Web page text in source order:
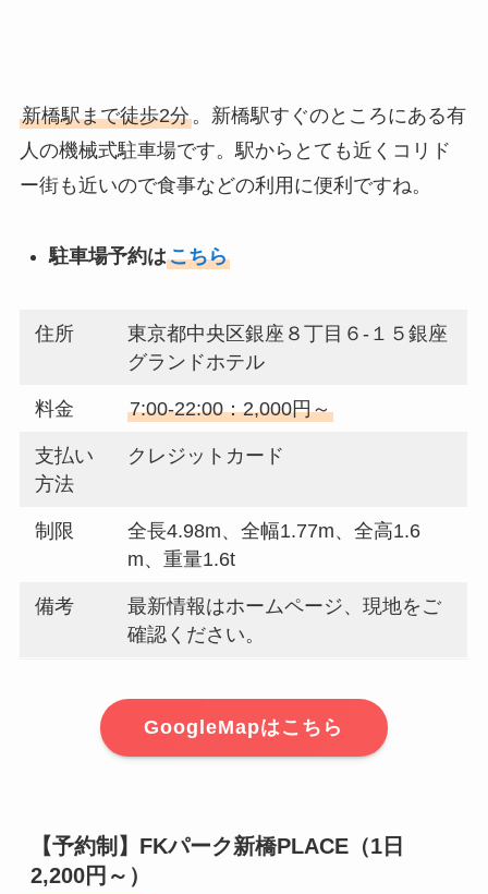
新橋駅まで徒歩2分。新橋駅すぐのところにある有
人の機械式駐車場です。駅からとても近くコリド
ー街も近いので食事などの利用に便利ですね。
駐車場予約はこちら
住所
東京都中央区銀座８丁目６-１５銀座
グランドホテル
料金 7:00-22:00：2,000円～
支払い
方法
クレジットカード
制限
全長4.98m、全幅1.77m、全高1.6
m、重量1.6t
備考
最新情報はホームページ、現地をご
確認ください。
GoogleMapはこちら
【予約制】FKパーク新橋PLACE（1日
2,200円～）